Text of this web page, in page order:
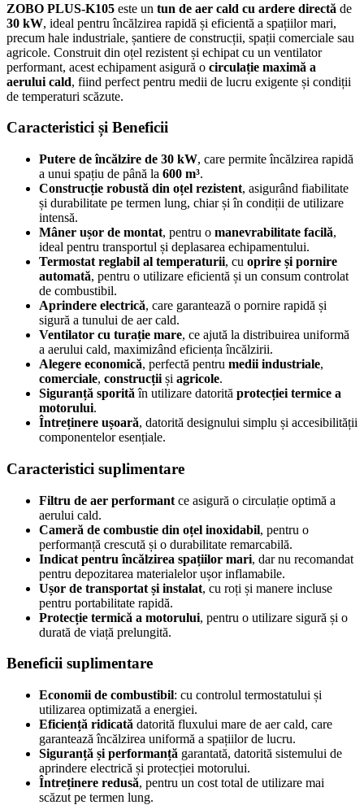
ZOBO PLUS-K105 este un tun de aer cald cu ardere directă de
30 kW, ideal pentru încălzirea rapidă și eficientă a spațiilor mari,
precum hale industriale, șantiere de construcții, spații comerciale sau
agricole. Construit din oțel rezistent și echipat cu un ventilator
performant, acest echipament asigură o circulație maximă a
aerului cald, fiind perfect pentru medii de lucru exigente și condiții
de temperaturi scăzute.
Caracteristici și Beneficii
Putere de încălzire de 30 kW, care permite încălzirea rapidă
a unui spațiu de până la 600 m³.
Construcție robustă din oțel rezistent, asigurând fiabilitate
și durabilitate pe termen lung, chiar și în condiții de utilizare
intensă.
Mâner ușor de montat, pentru o manevrabilitate facilă,
ideal pentru transportul și deplasarea echipamentului.
Termostat reglabil al temperaturii, cu oprire și pornire
automată, pentru o utilizare eficientă și un consum controlat
de combustibil.
Aprindere electrică, care garantează o pornire rapidă și
sigură a tunului de aer cald.
Ventilator cu turație mare, ce ajută la distribuirea uniformă
a aerului cald, maximizând eficiența încălzirii.
Alegere economică, perfectă pentru medii industriale,
comerciale, construcții și agricole.
Siguranță sporită în utilizare datorită protecției termice a
motorului.
Întreținere ușoară, datorită designului simplu și accesibilității
componentelor esențiale.
Caracteristici suplimentare
Filtru de aer performant ce asigură o circulație optimă a
aerului cald.
Cameră de combustie din oțel inoxidabil, pentru o
performanță crescută și o durabilitate remarcabilă.
Indicat pentru încălzirea spațiilor mari, dar nu recomandat
pentru depozitarea materialelor ușor inflamabile.
Ușor de transportat și instalat, cu roți și manere incluse
pentru portabilitate rapidă.
Protecție termică a motorului, pentru o utilizare sigură și o
durată de viață prelungită.
Beneficii suplimentare
Economii de combustibil: cu controlul termostatului și
utilizarea optimizată a energiei.
Eficiență ridicată datorită fluxului mare de aer cald, care
garantează încălzirea uniformă a spațiilor de lucru.
Siguranță și performanță garantată, datorită sistemului de
aprindere electrică și protecției motorului.
Întreținere redusă, pentru un cost total de utilizare mai
scăzut pe termen lung.